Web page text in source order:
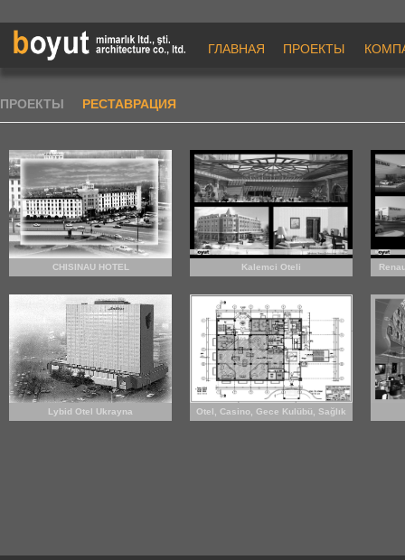
ГЛАВНАЯ ПРОЕКТЫ
ПРОЕКТЫ РЕСТАВРАЦИЯ
CHISINAU HOTEL Kalemci Oteli
Lybid Otel Ukrayna
Otel, Casino, Gece Kulübü, Sağlık